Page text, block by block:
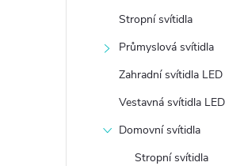
Stropní svítidla
Průmyslová svítidla
Zahradní svítidla LED
Vestavná svítidla LED
Domovní svítidla
Stropní svítidla